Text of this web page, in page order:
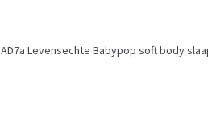
AD7a Levensechte Babypop soft body